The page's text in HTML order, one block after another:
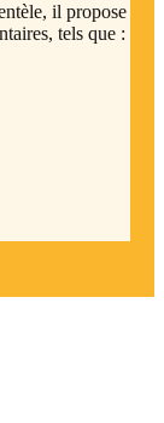
il propose
tels que :